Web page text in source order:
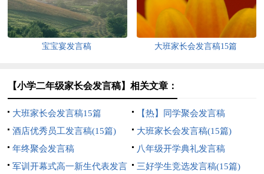
宝宝宴发言稿 大班家长会发言稿15篇
【小学二年级家长会发言稿】相关文章：
大班家长会发言稿15篇
【热】同学聚会发言稿
酒店优秀员工发言稿(15篇)
大班家长会发言稿(15篇)
年终聚会发言稿
八年级开学典礼发言稿
军训开幕式高一新生代表发言
三好学生竞选发言稿(15篇)